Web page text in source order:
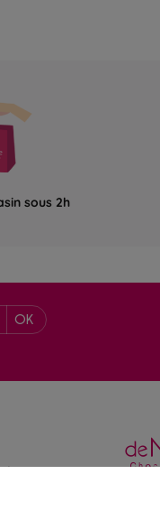
sous 2h
OK